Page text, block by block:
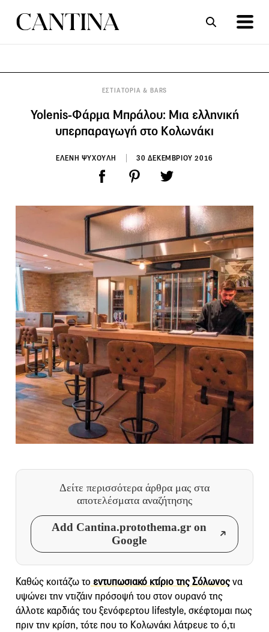
ΕΣΤΙΑΤΟΡΙΑ & BARS
Yolenis-Φάρμα Μπράλου: Μια ελληνική
υπερπαραγωγή στο Κολωνάκι
ΕΛΕΝΗ ΨΥΧΟΥΛΗ 30 ΔΕΚΕΜΒΡΙΟΥ 2016
Δείτε περισσότερα άρθρα μας στα
αποτελέσματα αναζήτησης
Add Cantina.protothema.gr on
Google
Καθώς κοιτάζω το εντυπωσιακό κτίριο της Σόλωνοςνα
υψώνει την ντιζάιν πρόσοψή του στον ουρανό της
άλλοτε καρδιάς του ξενόφερτου lifestyle, σκέφτομαι πως
πριν την κρίση, τότε που το Κολωνάκι λάτρευε το ό,τι